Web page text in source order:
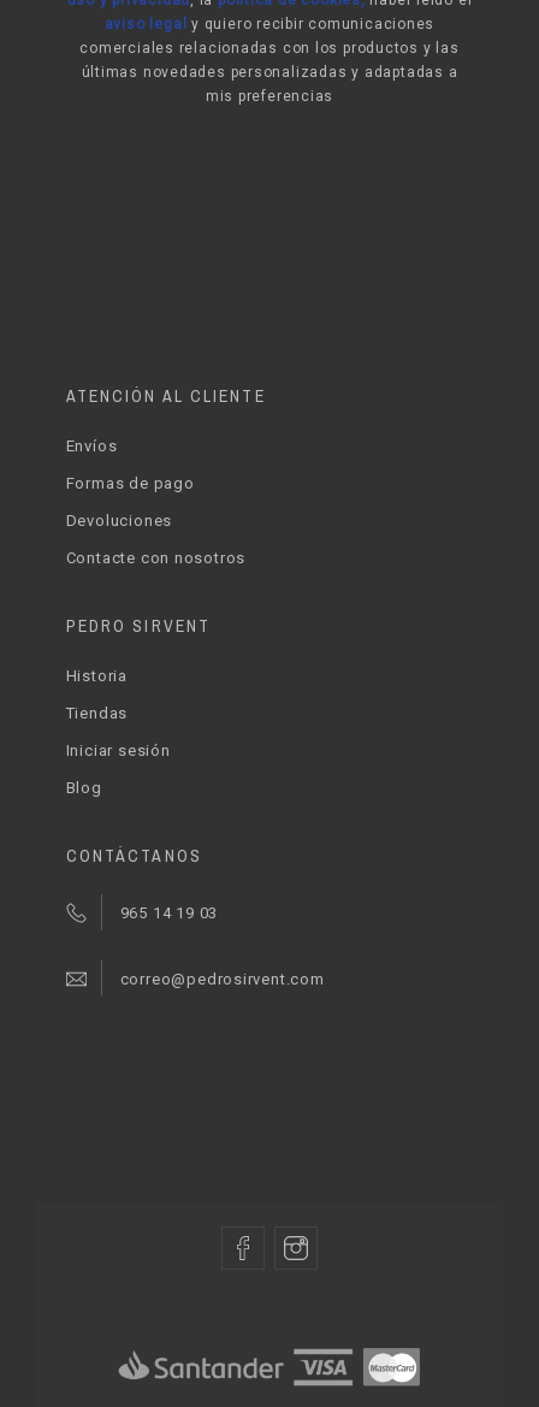
aviso legal y quiero recibir comunicaciones
comerciales relacionadas con los productos y las
últimas novedades personalizadas y adaptadas a
mis preferencias
ATENCIÓN AL CLIENTE
Envíos
Formas de pago
Devoluciones
Contacte con nosotros
PEDRO SIRVENT
Historia
Tiendas
Iniciar sesión
Blog
CONTÁCTANOS
965 14 19 03
correo@pedrosirvent.com